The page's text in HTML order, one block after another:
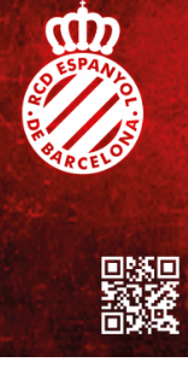
16 tras la
Amadora como
rival para